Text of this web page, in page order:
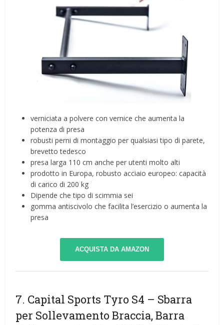
verniciata a polvere con vernice che aumenta la
potenza di presa
robusti perni di montaggio per qualsiasi tipo di parete,
brevetto tedesco
presa larga 110 cm anche per utenti molto alti
prodotto in Europa, robusto acciaio europeo: capacità
di carico di 200 kg
Dipende che tipo di scimmia sei
gomma antiscivolo che facilita l’esercizio o aumenta la
presa
ACQUISTA DA AMAZON
7. Capital Sports Tyro S4 – Sbarra
per Sollevamento Braccia, Barra